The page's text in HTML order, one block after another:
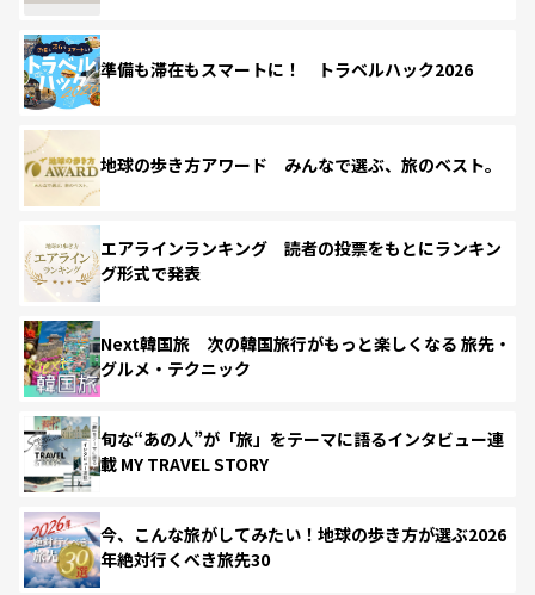
準備も滞在もスマートに！ トラベルハック2026
地球の歩き方アワード みんなで選ぶ、旅のベスト。
エアラインランキング 読者の投票をもとにランキン
グ形式で発表
Next韓国旅 次の韓国旅行がもっと楽しくなる 旅先・
グルメ・テクニック
旬な“あの人”が「旅」をテーマに語るインタビュー連
載 MY TRAVEL STORY
今、こんな旅がしてみたい！地球の歩き方が選ぶ2026
年絶対行くべき旅先30